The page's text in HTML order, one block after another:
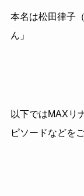
本名は松田律子
ん」
以下ではMAXリ
ピソードなどを